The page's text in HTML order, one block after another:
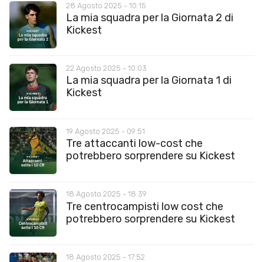
28 Agosto 2025 - 10:15
La mia squadra per la Giornata 2 di
Kickest
22 Agosto 2025 - 10:03
La mia squadra per la Giornata 1 di
Kickest
19 Agosto 2025 - 09:51
Tre attaccanti low-cost che
potrebbero sorprendere su Kickest
18 Agosto 2025 - 18:39
Tre centrocampisti low cost che
potrebbero sorprendere su Kickest
18 Agosto 2025 - 17:52